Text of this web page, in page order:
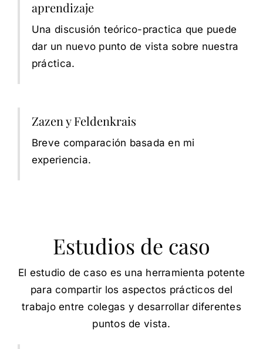
aprendizaje
Una discusión teórico-practica que puede
dar un nuevo punto de vista sobre nuestra
práctica.
Zazen y Feldenkrais
Breve comparación basada en mi
experiencia.
Estudios de caso
El estudio de caso es una herramienta potente
para compartir los aspectos prácticos del
trabajo entre colegas y desarrollar diferentes
puntos de vista.